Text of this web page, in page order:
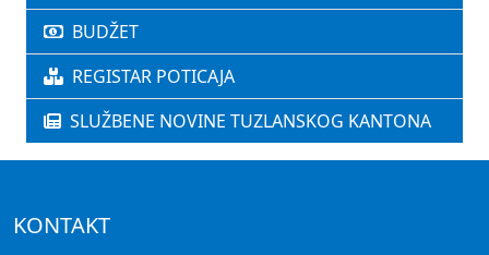
BUDŽET
REGISTAR POTICAJA
SLUŽBENE NOVINE TUZLANSKOG KANTONA
KONTAKT